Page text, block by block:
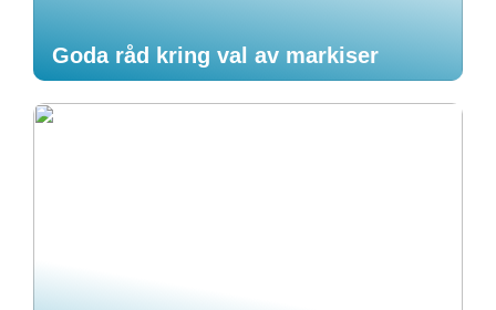
Goda råd kring val av markiser